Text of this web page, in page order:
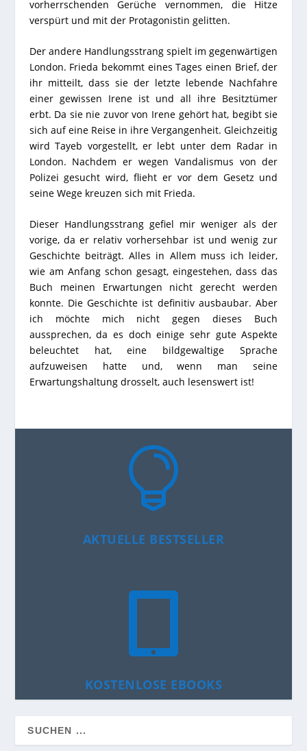
vorherrschenden Gerüche vernommen, die Hitze
verspürt und mit der Protagonistin gelitten.
Der andere Handlungsstrang spielt im gegenwärtigen
London. Frieda bekommt eines Tages einen Brief, der
ihr mitteilt, dass sie der letzte lebende Nachfahre
einer gewissen Irene ist und all ihre Besitztümer
erbt. Da sie nie zuvor von Irene gehört hat, begibt sie
sich auf eine Reise in ihre Vergangenheit. Gleichzeitig
wird Tayeb vorgestellt, er lebt unter dem Radar in
London. Nachdem er wegen Vandalismus von der
Polizei gesucht wird, flieht er vor dem Gesetz und
seine Wege kreuzen sich mit Frieda.
Dieser Handlungsstrang gefiel mir weniger als der
vorige, da er relativ vorhersehbar ist und wenig zur
Geschichte beiträgt. Alles in Allem muss ich leider,
wie am Anfang schon gesagt, eingestehen, dass das
Buch meinen Erwartungen nicht gerecht werden
konnte. Die Geschichte ist definitiv ausbaubar. Aber
ich möchte mich nicht gegen dieses Buch
aussprechen, da es doch einige sehr gute Aspekte
beleuchtet hat, eine bildgewaltige Sprache
aufzuweisen hatte und, wenn man seine
Erwartungshaltung drosselt, auch lesenswert ist!

AKTUELLE BESTSELLER
KOSTENLOSE EBOOKS